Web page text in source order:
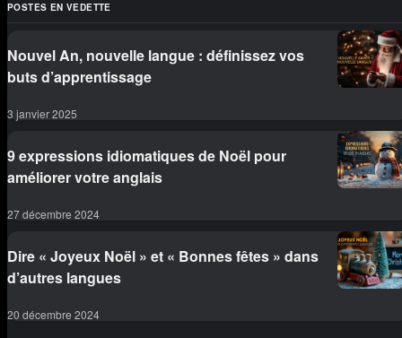
POSTES EN VEDETTE
Nouvel An, nouvelle langue : définissez vos
buts d’apprentissage
3 janvier 2025
9 expressions idiomatiques de Noël pour
améliorer votre anglais
27 décembre 2024
Dire « Joyeux Noël » et « Bonnes fêtes » dans
d’autres langues
20 décembre 2024